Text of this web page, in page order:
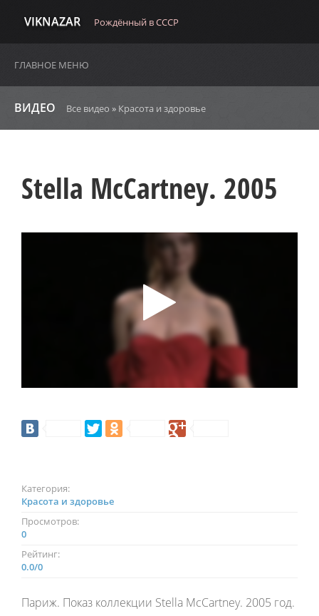
VIKNAZAR Рождённый в СССР
ГЛАВНОЕ МЕНЮ
ВИДЕО Все видео » Красота и здоровье
Stella McCartney. 2005
Категория:
Красота и здоровье
Просмотров:
0
Рейтинг:
0.0/0
Париж. Показ коллекции Stella McCartney. 2005 год.